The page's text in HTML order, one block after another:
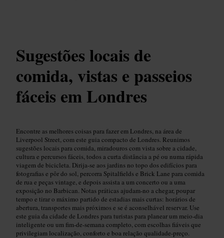
Sugestões locais de
comida, vistas e passeios
fáceis em Londres
Encontre as melhores coisas para fazer em Londres, na área de
Liverpool Street, com este guia compacto de Londres. Reunimos
sugestões locais para comida, miradouros com vista sobre a cidade,
cultura e percursos fáceis, todos a curta distância a pé ou numa rápida
viagem de bicicleta. Dirija-se aos jardins no topo dos edifícios para
fotografias e pôr do sol, percorra Spitalfields e Brick Lane para comida
de rua e peças vintage, e depois assista a um concerto ou a uma
exposição no Barbican. Notas práticas ajudam-no a chegar, poupar
tempo e tirar o máximo partido de estadias mais curtas: horários de
abertura, transportes mais próximos e se é aconselhável reservar. Use
este guia da cidade de Londres para turistas para planear um meio‑dia
inteligente ou um fim‑de‑semana completo, com escolhas fiáveis que
privilegiam localização, conforto e boa relação qualidade‑preço.